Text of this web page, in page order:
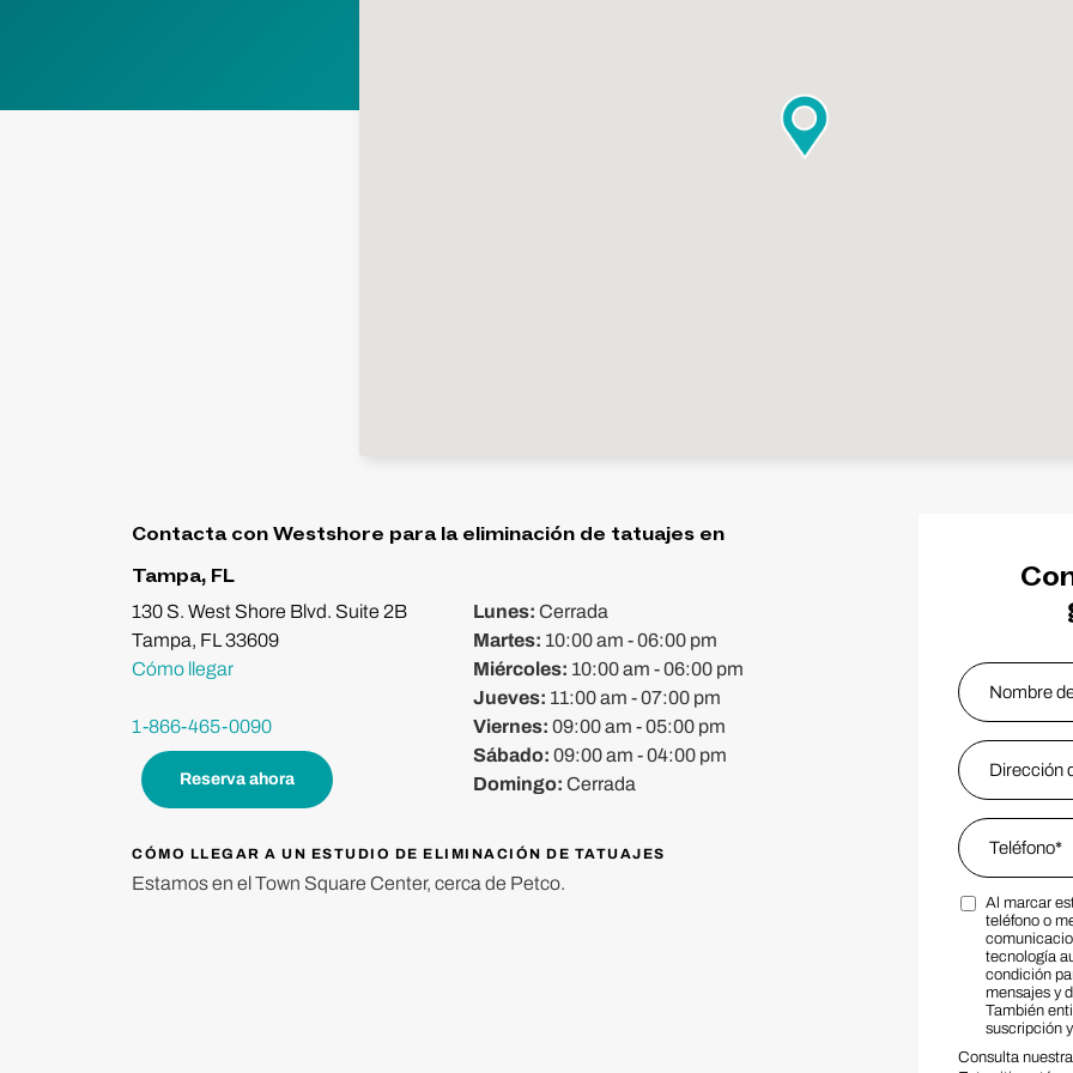
Contacta con Westshore para la eliminación de tatuajes en
Tampa, FL
130 S. West Shore Blvd. Suite 2B
Tampa, FL 33609
Cómo llegar
1-866-465-0090
Reserva ahora
Lunes: Cerrada
Martes: 10:00 am - 06:00 pm
Miércoles: 10:00 am - 06:00 pm
Jueves: 11:00 am - 07:00 pm
Viernes: 09:00 am - 05:00 pm
Sábado: 09:00 am - 04:00 pm
Domingo: Cerrada
CÓMO LLEGAR A UN ESTUDIO DE ELIMINACIÓN DE TATUAJES
Estamos en el Town Square Center, cerca de Petco.
Name
Nombre
Email
Phone
Marketing
Al marcar
teléfono o
tecnología
condición
mensajes y
También
suscripción
Consulta